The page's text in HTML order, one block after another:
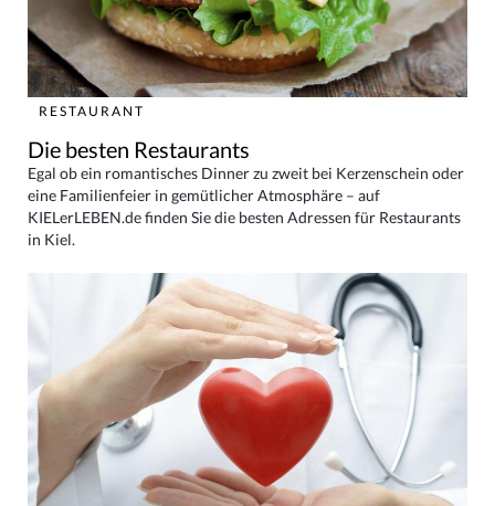
RESTAURANT
Die besten Restaurants
Egal ob ein romantisches Dinner zu zweit bei Kerzenschein oder
eine Familienfeier in gemütlicher Atmosphäre – auf
KIELerLEBEN.de finden Sie die besten Adressen für Restaurants
in Kiel.